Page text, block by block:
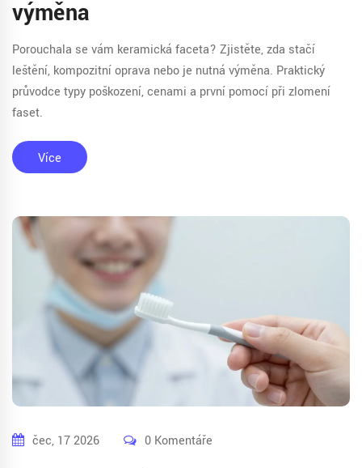
výměna
Porouchala se vám keramická faceta? Zjistěte, zda stačí
leštění, kompozitní oprava nebo je nutná výměna. Praktický
průvodce typy poškození, cenami a první pomocí při zlomení
faset.
Více
čec, 17 2026 0 Komentáře